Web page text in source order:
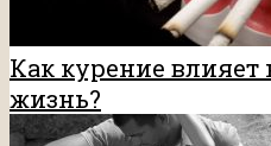
Как курение влияет
жизнь?